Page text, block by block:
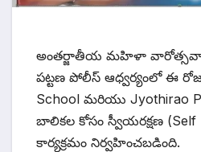
అంతర్జాతీయ మహిళా
పట్టణ పోలీస్ ఆధ్వర్యంలో ఈ
School మరియు Jyothirao
బాలికల కోసం స్వీయరక్షణ (Self
కార్యక్రమం నిర్వహించబడింది.